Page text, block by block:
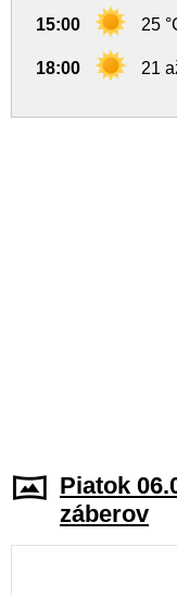
15:00 25
18:00 21
Piatok
záberov